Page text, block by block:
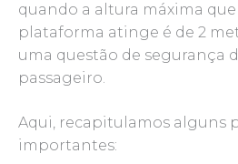
quando a altura máxima que
plataforma atinge é de 2
uma questão de segurança
passageiro.
Aqui, recapitulamos alguns
importantes: